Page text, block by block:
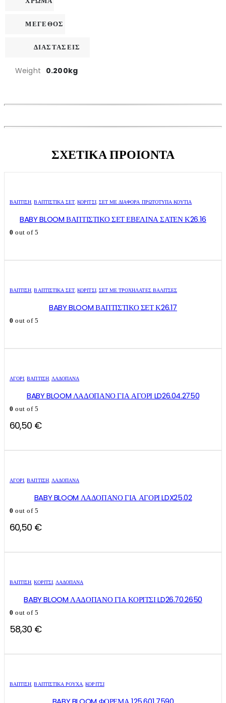
ΜΕΓΕΘΟΣ
ΔΙΑΣΤΑΣΕΙΣ
Weight 0.200kg
ΣΧΕΤΙΚΑ ΠΡΟΙΟΝΤΑ
ΒΑΠΤΙΣΗ,ΒΑΠΤΙΣΤΙΚΆ ΣΕΤ,ΚΟΡΊΤΣΙ, ΣΕΤ ΜΕ ΔΙΆΦΟΡΑ ΠΡΩΤΌΤΥΠΑ ΚΟΥΤΙΆ
BABY BLOOM ΒΑΠΤΙΣΤΙΚΟ ΣΕΤ ΕΒΕΛΙΝΑ ΣΑΤΕΝ Κ26.16
0 out of 5
ΒΑΠΤΙΣΗ,ΒΑΠΤΙΣΤΙΚΆ ΣΕΤ,ΚΟΡΊΤΣΙ, ΣΕΤ ΜΕ ΤΡΟΧΉΛΑΤΕΣ ΒΑΛΊΤΣΕΣ
BABY BLOOM ΒΑΠΤΙΣΤΙΚΟ ΣΕΤ Κ26.17
0 out of 5
ΑΓΌΡΙ,ΒΑΠΤΙΣΗ, ΛΑΔΌΠΑΝΑ
BABY BLOOM ΛΑΔΟΠΑΝΟ ΓΙΑ ΑΓΟΡΙ LD26.04.2750
0 out of 5
60,50 €
ΑΓΌΡΙ,ΒΑΠΤΙΣΗ, ΛΑΔΌΠΑΝΑ
BABY BLOOM ΛΑΔΟΠΑΝΟ ΓΙΑ ΑΓΟΡΙ LDX25.02
0 out of 5
60,50 €
ΒΑΠΤΙΣΗ,ΚΟΡΊΤΣΙ, ΛΑΔΌΠΑΝΑ
BABY BLOOM ΛΑΔΟΠΑΝΟ ΓΙΑ ΚΟΡΙΤΣΙ LD26.70.2650
0 out of 5
58,30 €
το
το
ΒΑΠΤΙΣΗ,ΒΑΠΤΙΣΤΙΚΆ ΡΟΎΧΑ,ΚΟΡΊΤΣΙ